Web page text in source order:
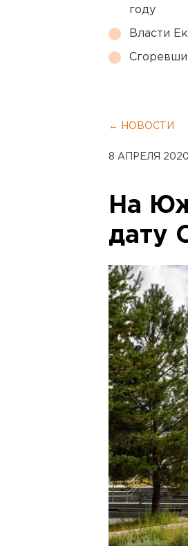
году
Власти
← НОВОСТИ
8 АПРЕЛЯ
На
дату